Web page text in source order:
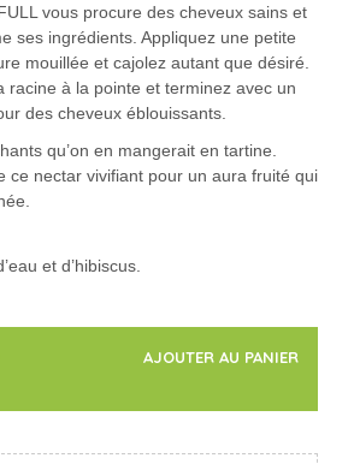
vous procure des cheveux sains et
ses ingrédients. Appliquez une petite
mouillée et cajolez autant que désiré.
racine à la pointe et terminez avec un
des cheveux éblouissants.
qu’on en mangerait en tartine.
ce nectar vivifiant pour un aura fruité qui
et d’hibiscus.
AJOUTER AU PANIER